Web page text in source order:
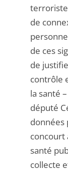
de
de ces
de
contrôle
la santé
député
données
concourt
santé
collecte